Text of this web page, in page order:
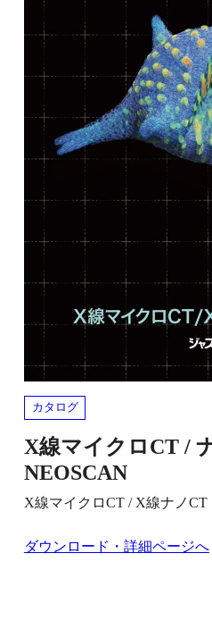
カタログ
X線マイクロCT /
NEOSCAN
X線マイクロCT / X線ナノ
ダウンロード・詳細ページへ